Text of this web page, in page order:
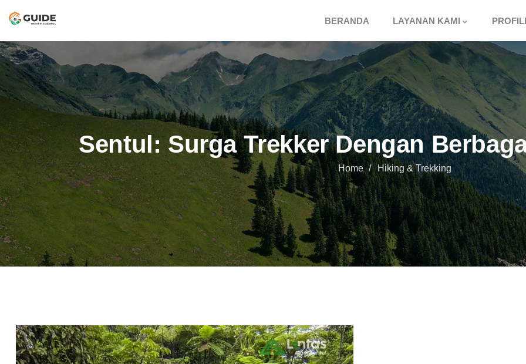
BERANDA LAYANAN KAMI
Sentul: Surga Trekker Dengan
Home Hiking & Trekking